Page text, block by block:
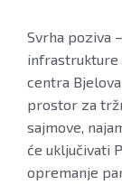
Svrha poziva
infrastrukture
centra
prostor za
sajmove,
će uključivati
opremanje